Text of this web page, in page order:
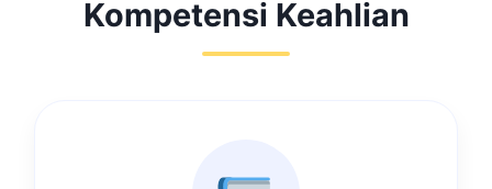
Kompetensi Keahlian